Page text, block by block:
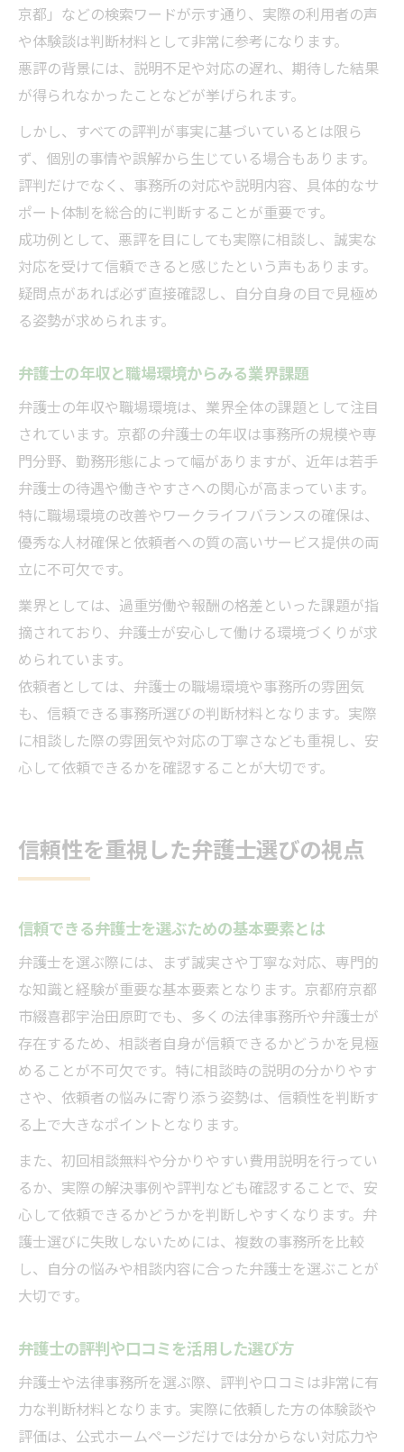
京都」などの検索ワードが示す通り、実際の利用者の声
や体験談は判断材料として非常に参考になります。
悪評の背景には、説明不足や対応の遅れ、期待した結果
が得られなかったことなどが挙げられます。
しかし、すべての評判が事実に基づいているとは限ら
ず、個別の事情や誤解から生じている場合もあります。
評判だけでなく、事務所の対応や説明内容、具体的なサ
ポート体制を総合的に判断することが重要です。
成功例として、悪評を目にしても実際に相談し、誠実な
対応を受けて信頼できると感じたという声もあります。
疑問点があれば必ず直接確認し、自分自身の目で見極め
る姿勢が求められます。
弁護士の年収と職場環境からみる業界課題
弁護士の年収や職場環境は、業界全体の課題として注目
されています。京都の弁護士の年収は事務所の規模や専
門分野、勤務形態によって幅がありますが、近年は若手
弁護士の待遇や働きやすさへの関心が高まっています。
特に職場環境の改善やワークライフバランスの確保は、
優秀な人材確保と依頼者への質の高いサービス提供の両
立に不可欠です。
業界としては、過重労働や報酬の格差といった課題が指
摘されており、弁護士が安心して働ける環境づくりが求
められています。
依頼者としては、弁護士の職場環境や事務所の雰囲気
も、信頼できる事務所選びの判断材料となります。実際
に相談した際の雰囲気や対応の丁寧さなども重視し、安
心して依頼できるかを確認することが大切です。
信頼性を重視した弁護士選びの視点
信頼できる弁護士を選ぶための基本要素とは
弁護士を選ぶ際には、まず誠実さや丁寧な対応、専門的
な知識と経験が重要な基本要素となります。京都府京都
市綴喜郡宇治田原町でも、多くの法律事務所や弁護士が
存在するため、相談者自身が信頼できるかどうかを見極
めることが不可欠です。特に相談時の説明の分かりやす
さや、依頼者の悩みに寄り添う姿勢は、信頼性を判断す
る上で大きなポイントとなります。
また、初回相談無料や分かりやすい費用説明を行ってい
るか、実際の解決事例や評判なども確認することで、安
心して依頼できるかどうかを判断しやすくなります。弁
護士選びに失敗しないためには、複数の事務所を比較
し、自分の悩みや相談内容に合った弁護士を選ぶことが
大切です。
弁護士の評判や口コミを活用した選び方
弁護士や法律事務所を選ぶ際、評判や口コミは非常に有
力な判断材料となります。実際に依頼した方の体験談や
評価は、公式ホームページだけでは分からない対応力や